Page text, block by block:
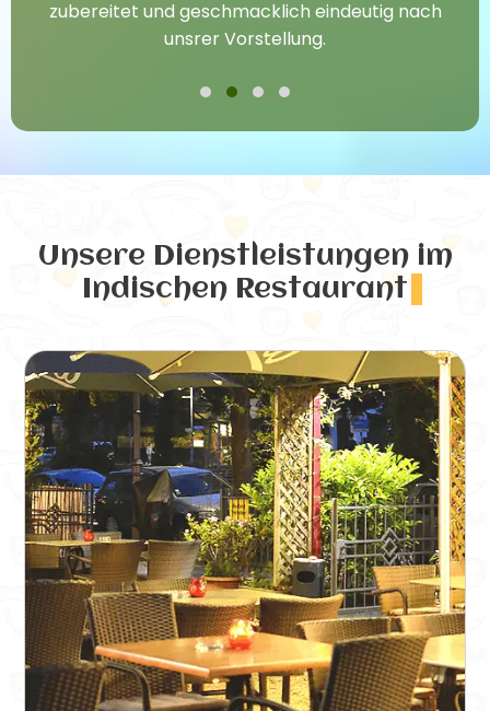
zubereitet und geschmacklich eindeutig nach
unsrer Vorstellung.
Unsere Dienstleistungen im
Indischen Restaurant